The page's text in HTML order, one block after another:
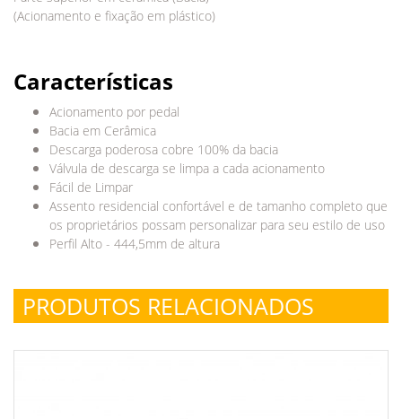
(Acionamento e fixação em plástico)
Características
Acionamento por pedal
Bacia em Cerâmica
Descarga poderosa cobre 100% da bacia
Válvula de descarga se limpa a cada acionamento
Fácil de Limpar
Assento residencial confortável e de tamanho completo que
os proprietários possam personalizar para seu estilo de uso
Perfil Alto - 444,5mm de altura
PRODUTOS RELACIONADOS